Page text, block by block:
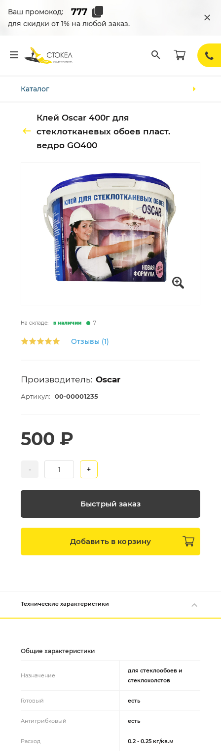
Ваш промокод:
для скидки от 1% на любой заказ.
Каталог
Клей Oscar 400г для
стеклотканевых обоев пласт.
ведро GO400
На складе: в наличии 7
Отзывы (1)
Производитель: Oscar
Артикул: 00-00001235
- +
500 ₽
Быстрый заказ
Добавить в корзину
Технические характеристики
Общие характеристики
Назначение
для стеклообоев и
стеклохолстов
Готовый есть
Антигрибковый есть
Расход 0.2 - 0.25 кг/кв.м